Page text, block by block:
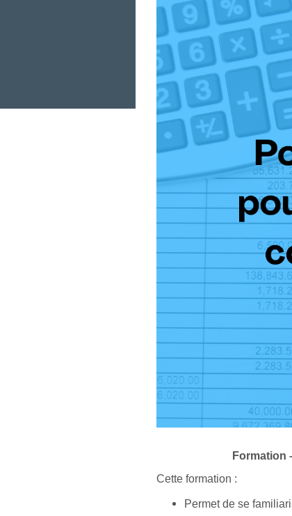
Formation
Cette formation :
Permet de se